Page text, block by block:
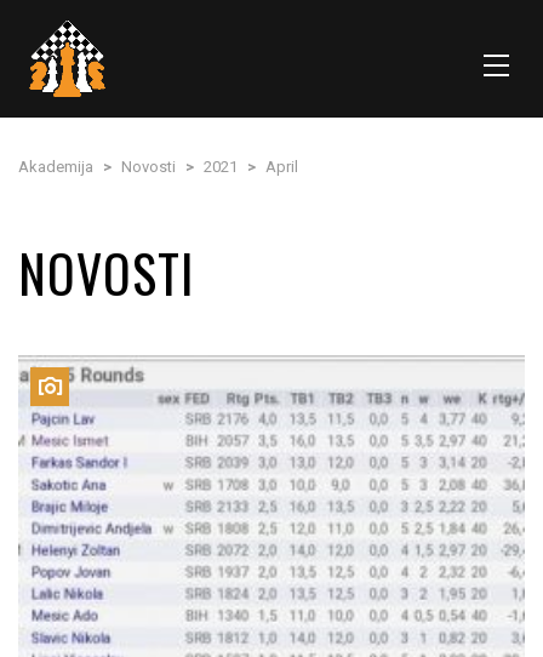
Akademija > Novosti > 2021 > April
NOVOSTI